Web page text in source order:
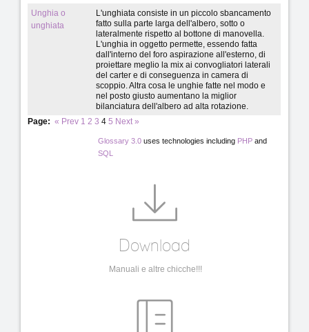
Unghia o
unghiata
L'unghiata consiste in un piccolo sbancamento
fatto sulla parte larga dell'albero, sotto o
lateralmente rispetto al bottone di manovella.
L'unghia in oggetto permette, essendo fatta
dall'interno del foro aspirazione all'esterno, di
proiettare meglio la mix ai convogliatori laterali
del carter e di conseguenza in camera di
scoppio. Altra cosa le unghie fatte nel modo e
nel posto giusto aumentano la miglior
bilanciatura dell'albero ad alta rotazione.
Page: « Prev 1 2 3 45 Next »
Glossary 3.0 uses technologies including PHP and
SQL
Download
Manuali e altre chicche!!!